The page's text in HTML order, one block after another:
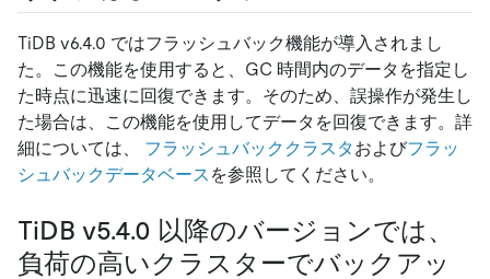
TiDB v6.4.0 ではフラッシュバック機能が導入されまし
た。この機能を使用すると、GC 時間内のデータを指定し
た時点に迅速に回復できます。そのため、誤操作が発生し
た場合は、この機能を使用してデータを回復できます。詳
細については、 フラッシュバッククラスタおよびフラッ
シュバックデータベース を参照してください。
TiDB v5.4.0 以降のバージョンでは、
負荷の高いクラスターでバックアッ